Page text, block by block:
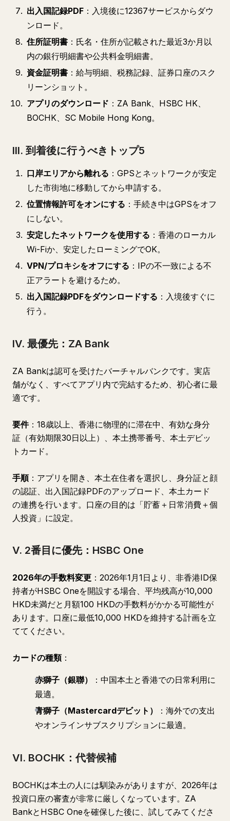
出入国記録PDF ：入境後に12367サービスからダウ
ンロード。
住所証明書 ：氏名・住所が記載された最近3か月以
内の銀行明細書や公共料金明細書。
資金証明書 ：給与明細、税務記録、証券口座のスク
リーンショット。
アプリのダウンロード ：ZA Bank、HSBC HK、
BOCHK、SC Mobile Hong Kong。
III. 到着後に行うべきトップ5
口岸エリアから離れる ：GPSとネットワークが安定
した市街地に移動してから申請する。
位置情報許可をオンにする ：手続き中はGPSをオフ
にしない。
安定したネットワークを使用する ：香港のローカル
Wi-Fiか、安定したローミングでOK。
VPN/プロキシをオフにする ：IPの不一致による不
正アラートを避けるため。
出入国記録PDFをダウンロードする ：入境後すぐに
行う。
IV. 最優先：ZA Bank
ZA Bankは認可を受けたバーチャルバンクです。実店
舗がなく、すべてアプリ内で完結するため、初心者に最
適です。
要件：18歳以上、香港に物理的に滞在中、有効な身分
証（有効期限30日以上）、本土携帯番号、本土デビッ
トカード。
手順：アプリを開き、本土在住者を選択し、身分証と顔
の認証、出入国記録PDFのアップロード、本土カード
の連携を行います。口座の目的は「貯蓄＋日常消費＋個
人投資」に設定。
V. 2番目に優先：HSBC One
2026年の手数料変更 ：2026年1月1日より、非香港ID保
持者がHSBC Oneを開設する場合、平均残高が10,000
HKD未満だと月額100 HKDの手数料がかかる可能性が
あります。口座に最低10,000 HKDを維持する計画を立
ててください。
カードの種類：
赤獅子（銀聯）
：中国本土と香港での日常利用に
最適。
青獅子（Mastercardデビット）
：海外での支出
やオンラインサブスクリプションに最適。
VI. BOCHK：代替候補
BOCHKは本土の人には馴染みがありますが、2026年は
投資口座の審査が非常に厳しくなっています。ZA
BankとHSBC Oneを確保した後に、試してみてくださ